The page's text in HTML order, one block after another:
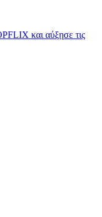
και αύξησε τις